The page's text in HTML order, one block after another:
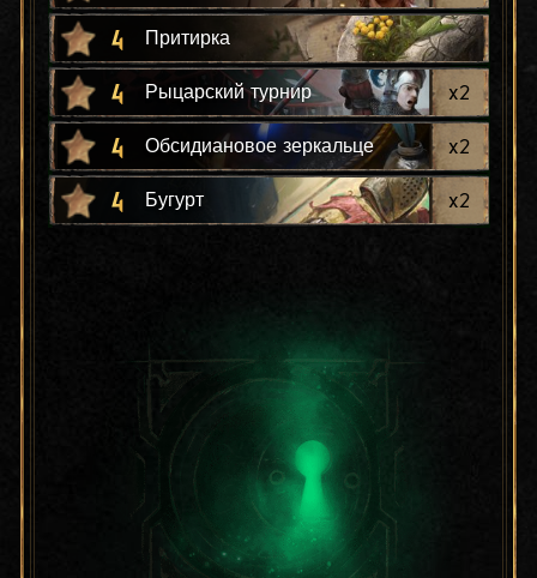
4 Притирка
4 Рыцарский турнир x2
4 Обсидиановое зеркальце x2
4 Бугурт x2